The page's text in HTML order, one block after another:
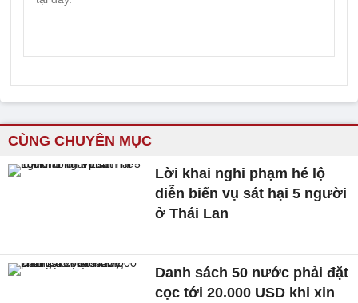
CÙNG CHUYÊN MỤC
Lời khai nghi phạm hé lộ
diễn biến vụ sát hại 5 người
ở Thái Lan
Danh sách 50 nước phải đặt
cọc tới 20.000 USD khi xin